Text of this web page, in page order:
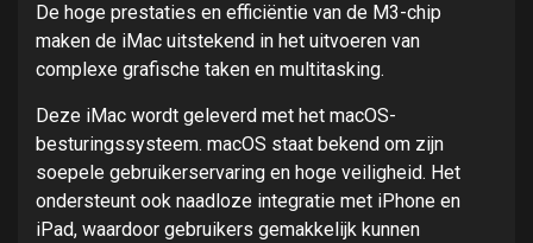
De hoge prestaties en efficiëntie van de M3-chip
maken de iMac uitstekend in het uitvoeren van
complexe grafische taken en multitasking.
Deze iMac wordt geleverd met het macOS-
besturingssysteem. macOS staat bekend om zijn
soepele gebruikerservaring en hoge veiligheid. Het
ondersteunt ook naadloze integratie met iPhone en
iPad, waardoor gebruikers gemakkelijk kunnen